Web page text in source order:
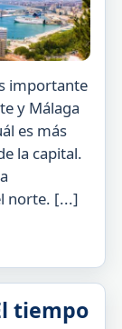
importante
y Málaga
es más
la capital.
norte. [...]
tiempo